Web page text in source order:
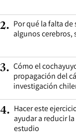
2. Por qué la falta
algunos cerebros,
3. Cómo el
propagación del
investigación
4. Hacer este
ayudar a reducir
estudio